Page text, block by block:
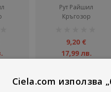
Рут Райшил
Кръгозор
9,20 €
17,99 лв.
Ciela.com използва